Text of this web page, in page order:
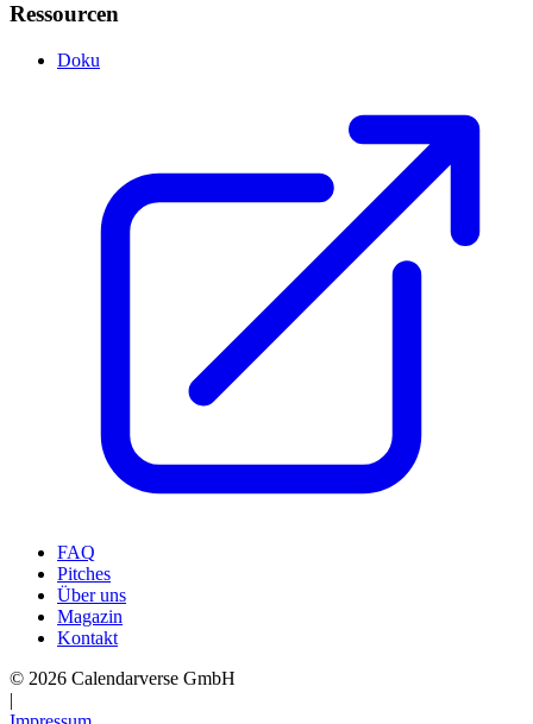
Ressourcen
Doku
FAQ
Pitches
Über uns
Magazin
Kontakt
© 2026 Calendarverse GmbH
|